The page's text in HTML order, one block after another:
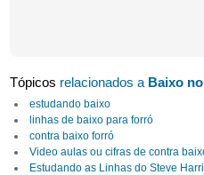
Tópicos relacionados a Baixo
estudando baixo
linhas de baixo para forró
contra baixo forró
Video aulas ou cifras de contra
Estudando as Linhas do Steve